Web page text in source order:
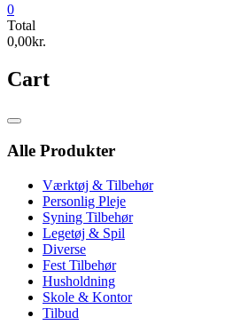
0
Total
0,00kr.
Cart
Catalog
Alle Produkter
Værktøj & Tilbehør
Personlig Pleje
Syning Tilbehør
Legetøj & Spil
Diverse
Fest Tilbehør
Husholdning
Skole & Kontor
Tilbud